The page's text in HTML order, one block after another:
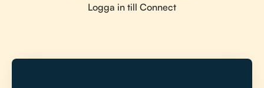
Logga in till Connect